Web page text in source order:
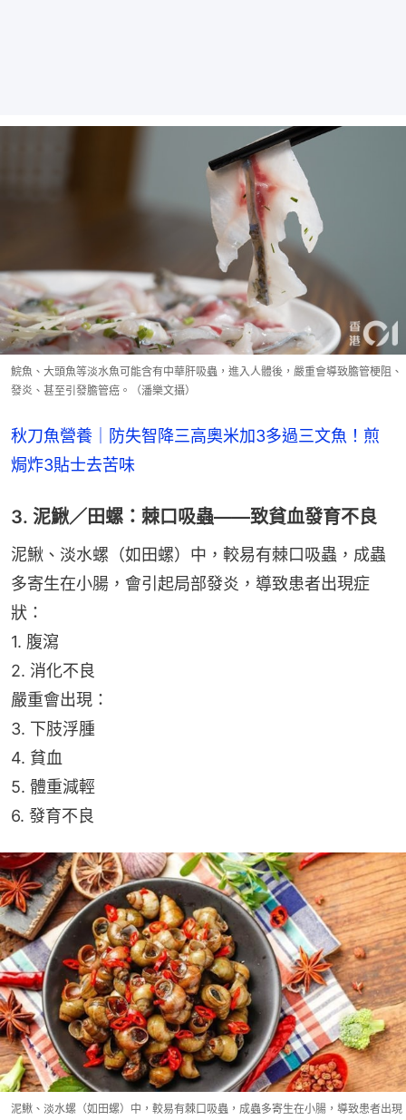
鯇魚、大頭魚等淡水魚可能含有中華肝吸蟲，進入人體後，嚴重會導致膽管梗阻、
發炎、甚至引發膽管癌。（潘樂文攝）
秋刀魚營養｜防失智降三高奧米加3多過三文魚！煎
焗炸3貼士去苦味
3. 泥鰍／田螺：棘口吸蟲——致貧血發育不良
泥鰍、淡水螺（如田螺）中，較易有棘口吸蟲，成蟲
多寄生在小腸，會引起局部發炎，導致患者出現症
狀：
1. 腹瀉
2. 消化不良
嚴重會出現：
3. 下肢浮腫
4. 貧血
5. 體重減輕
6. 發育不良
泥鰍、淡水螺（如田螺）中，較易有棘口吸蟲，成蟲多寄生在小腸，導致患者出現